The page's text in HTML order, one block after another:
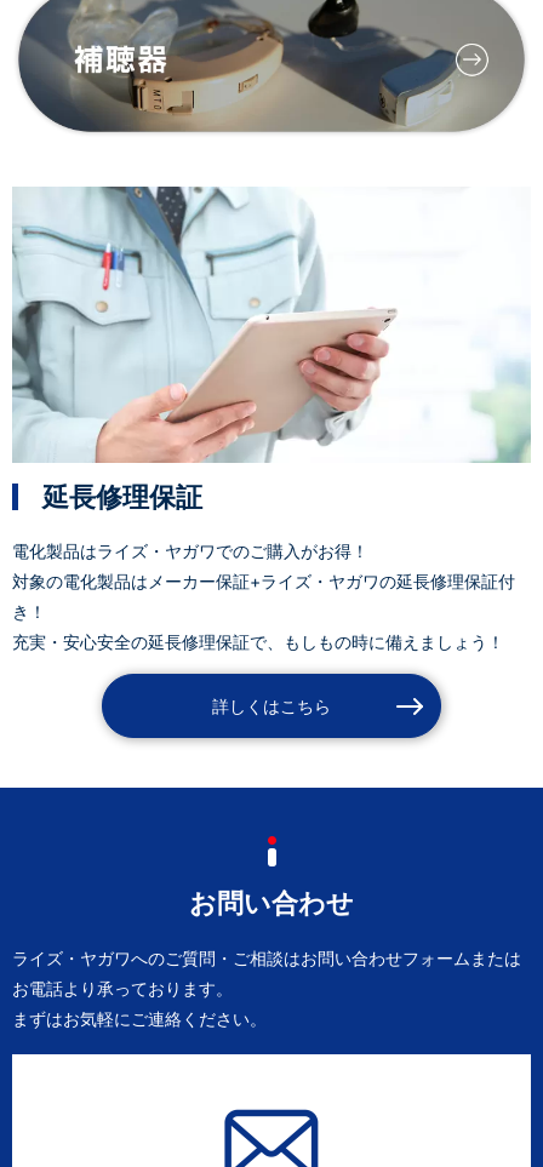
延長修理保証
電化製品はライズ・ヤガワでのご購入がお得！
対象の電化製品はメーカー保証+ライズ・ヤガワの延長修理保証付
き！
充実・安心安全の延長修理保証で、もしもの時に備えましょう！
詳しくはこちら
お問い合わせ
ライズ・ヤガワへのご質問・ご相談はお問い合わせフォームまたは
お電話より承っております。
まずはお気軽にご連絡ください。